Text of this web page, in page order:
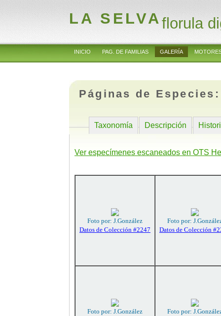
LA SELVAflorula
INICIO PAG. DE FAMILIAS GALERÍA
Páginas de
Taxonomía Descripción
Ver especímenes escaneados en OTS
Foto por: J.González
Datos de Colección #2247
Foto por:
Datos de Colección
Foto por: J.González
Foto por: